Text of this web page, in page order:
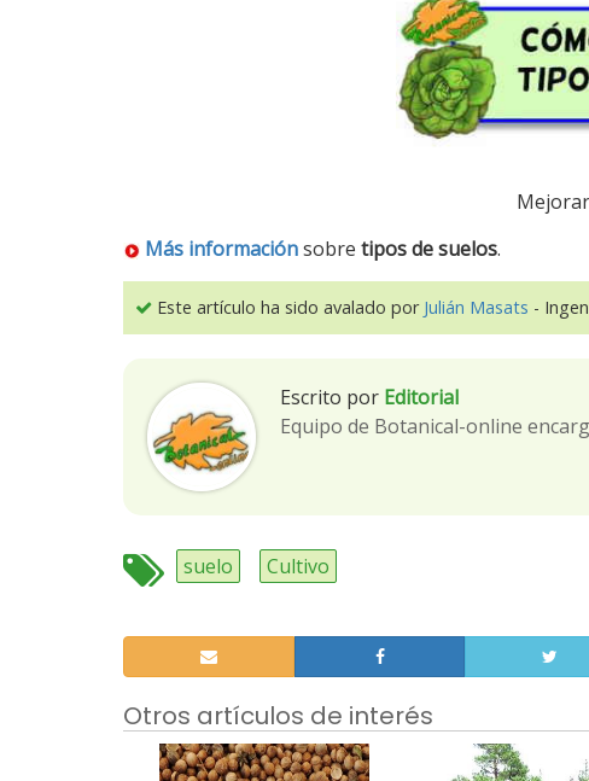
Más informaciónsobre tipos de suelos.
Este artículo ha sido avalado por Julián Masats -
Escrito por Editorial
Equipo de Botanical-online
suelo Cultivo
Otros artículos de interés